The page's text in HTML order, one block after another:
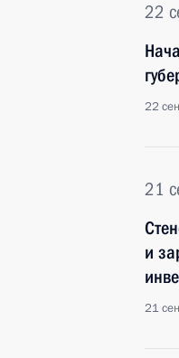
22
22
21
и
21